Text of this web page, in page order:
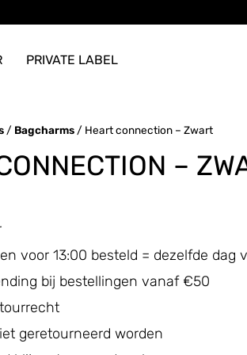
PRIVATE LABEL
/ Bagcharms / Heart connection – Zwart
–
voor 13:00 besteld = dezelfde dag
bij bestellingen vanaf €50
geretourneerd worden